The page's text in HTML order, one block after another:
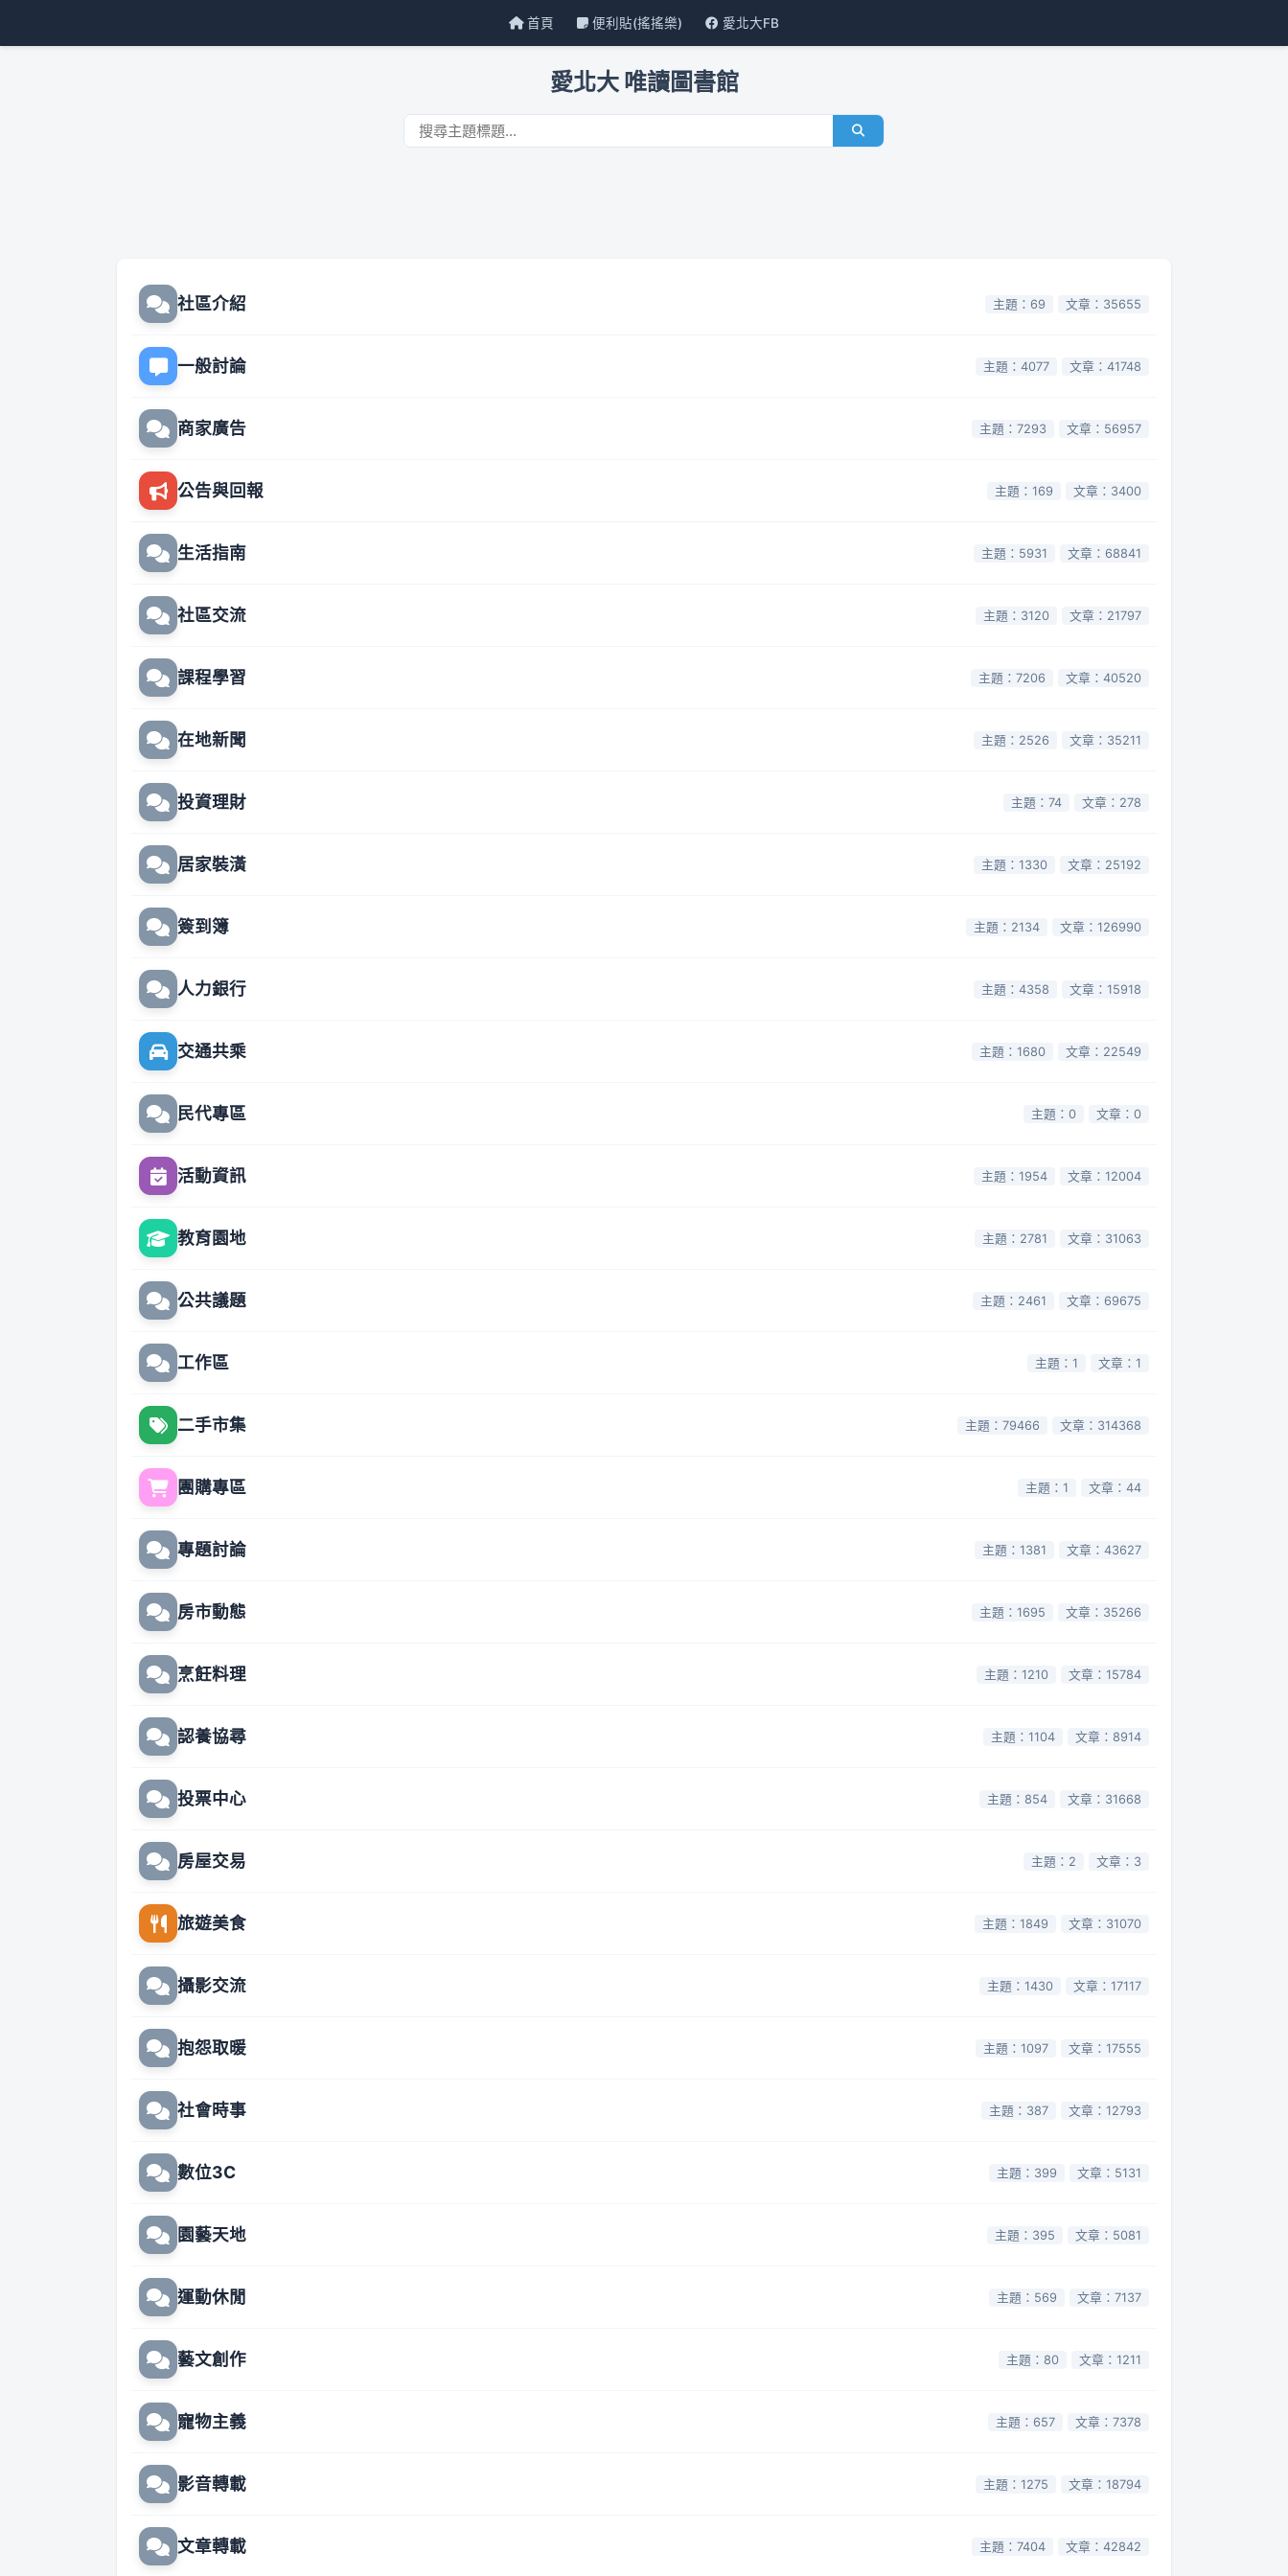
首頁 便利貼(搖搖樂) 愛北大FB
愛北大 唯讀圖書館
社區介紹 主題：69 文章：35655
一般討論 主題：4077 文章：41748
商家廣告 主題：7293 文章：56957
公告與回報 主題：169 文章：3400
生活指南 主題：5931 文章：68841
社區交流 主題：3120 文章：21797
課程學習 主題：7206 文章：40520
在地新聞 主題：2526 文章：35211
投資理財 主題：74 文章：278
居家裝潢 主題：1330 文章：25192
簽到簿 主題：2134 文章：126990
人力銀行 主題：4358 文章：15918
交通共乘 主題：1680 文章：22549
民代專區 主題：0 文章：0
活動資訊 主題：1954 文章：12004
教育園地 主題：2781 文章：31063
公共議題 主題：2461 文章：69675
工作區 主題：1 文章：1
二手市集 主題：79466 文章：314368
團購專區 主題：1 文章：44
專題討論 主題：1381 文章：43627
房市動態 主題：1695 文章：35266
烹飪料理 主題：1210 文章：15784
認養協尋 主題：1104 文章：8914
投票中心 主題：854 文章：31668
房屋交易 主題：2 文章：3
旅遊美食 主題：1849 文章：31070
攝影交流 主題：1430 文章：17117
抱怨取暖 主題：1097 文章：17555
社會時事 主題：387 文章：12793
數位3C 主題：399 文章：5131
園藝天地 主題：395 文章：5081
運動休閒 主題：569 文章：7137
藝文創作 主題：80 文章：1211
寵物主義 主題：657 文章：7378
影音轉載 主題：1275 文章：18794
文章轉載 主題：7404 文章：42842